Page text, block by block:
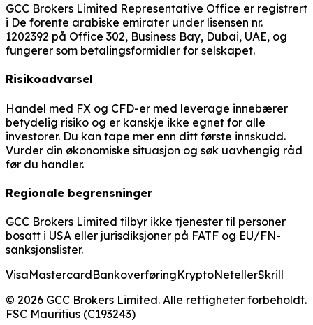
GCC Brokers Limited Representative Office er registrert
i De forente arabiske emirater under lisensen nr.
1202392 på Office 302, Business Bay, Dubai, UAE, og
fungerer som betalingsformidler for selskapet.
Risikoadvarsel
Handel med FX og CFD-er med leverage innebærer
betydelig risiko og er kanskje ikke egnet for alle
investorer. Du kan tape mer enn ditt første innskudd.
Vurder din økonomiske situasjon og søk uavhengig råd
før du handler.
Regionale begrensninger
GCC Brokers Limited tilbyr ikke tjenester til personer
bosatt i USA eller jurisdiksjoner på FATF og EU/FN-
sanksjonslister.
VisaMastercardBankoverføringKryptoNetellerSkrill
© 2026 GCC Brokers Limited. Alle rettigheter forbeholdt.
FSC Mauritius (C193243)